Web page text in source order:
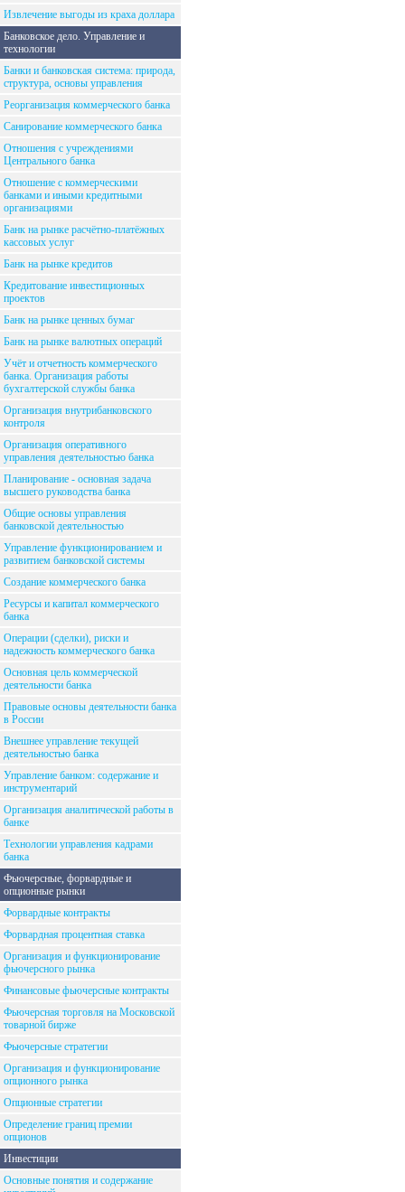
Извлечение выгоды из краха доллара
Банковское дело. Управление и
технологии
Банки и банковская система: природа,
структура, основы управления
Реорганизация коммерческого банка
Санирование коммерческого банка
Отношения с учреждениями
Центрального банка
Отношение с коммерческими
банками и иными кредитными
организациями
Банк на рынке расчётно-платёжных
кассовых услуг
Банк на рынке кредитов
Кредитование инвестиционных
проектов
Банк на рынке ценных бумаг
Банк на рынке валютных операций
Учёт и отчетность коммерческого
банка. Организация работы
бухгалтерской службы банка
Организация внутрибанковского
контроля
Организация оперативного
управления деятельностью банка
Планирование - основная задача
высшего руководства банка
Общие основы управления
банковской деятельностью
Управление функционированием и
развитием банковской системы
Создание коммерческого банка
Ресурсы и капитал коммерческого
банка
Операции (сделки), риски и
надежность коммерческого банка
Основная цель коммерческой
деятельности банка
Правовые основы деятельности банка
в России
Внешнее управление текущей
деятельностью банка
Управление банком: содержание и
инструментарий
Организация аналитической работы в
банке
Технологии управления кадрами
банка
Фьючерсные, форвардные и
опционные рынки
Форвардные контракты
Форвардная процентная ставка
Организация и функционирование
фьючерсного рынка
Финансовые фьючерсные контракты
Фьючерсная торговля на Московской
товарной бирже
Фьючерсные стратегии
Организация и функционирование
опционного рынка
Опционные стратегии
Определение границ премии
опционов
Инвестиции
Основные понятия и содержание